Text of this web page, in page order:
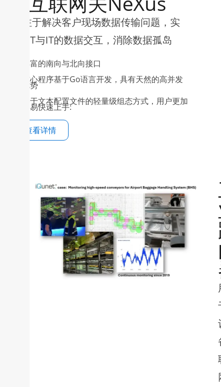
专注于解决客户现场数据传输问题，实
现OT与IT的数据交互，消除数据孤岛
丰富的南向与北向接口
核心程序基于Go语言开发，具有天然的高并发
优势
基于文本配置文件的轻量级组态方式，用户更加
容易快速上手:
查看详情